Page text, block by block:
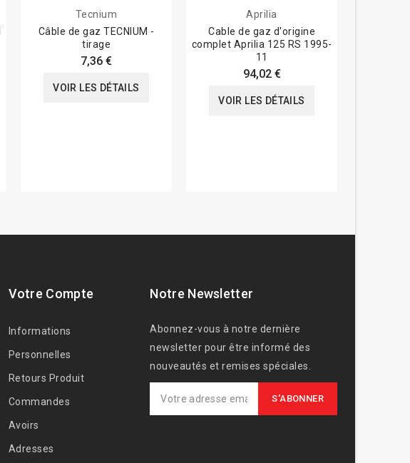
Tecnium
Câble de gaz TECNIUM -
tirage
7,36 €
VOIR LES DÉTAILS
Aprilia
Cable de gaz d'origine
complet Aprilia 125 RS 1995-
11
94,02 €
VOIR LES DÉTAILS
Votre Compte
Informations
Personnelles
Retours Produit
Commandes
Avoirs
Adresses
Notre Newsletter
Abonnez-vous à notre dernière
newsletter pour être informé des
nouveautés et remises spéciales.